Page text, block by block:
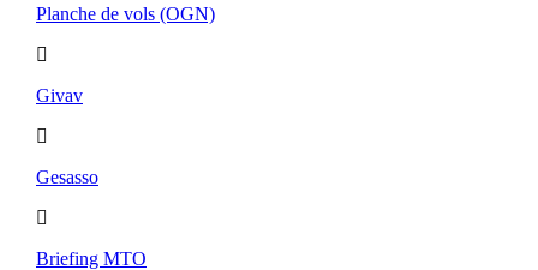
Planche de vols (OGN)
Givav
Gesasso
Briefing MTO